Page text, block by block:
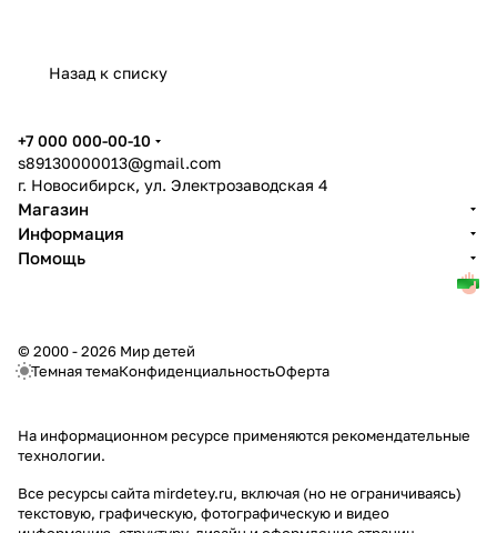
Назад к списку
+7 000 000-00-10
s89130000013@gmail.com
г. Новосибирск, ул. Электрозаводская 4
Магазин
Информация
Помощь
© 2000 - 2026 Мир детей
Темная темаКонфиденциальностьОферта
На информационном ресурсе применяются рекомендательные
технологии.
Все ресурсы сайта mirdetey.ru, включая (но не ограничиваясь)
текстовую, графическую, фотографическую и видео